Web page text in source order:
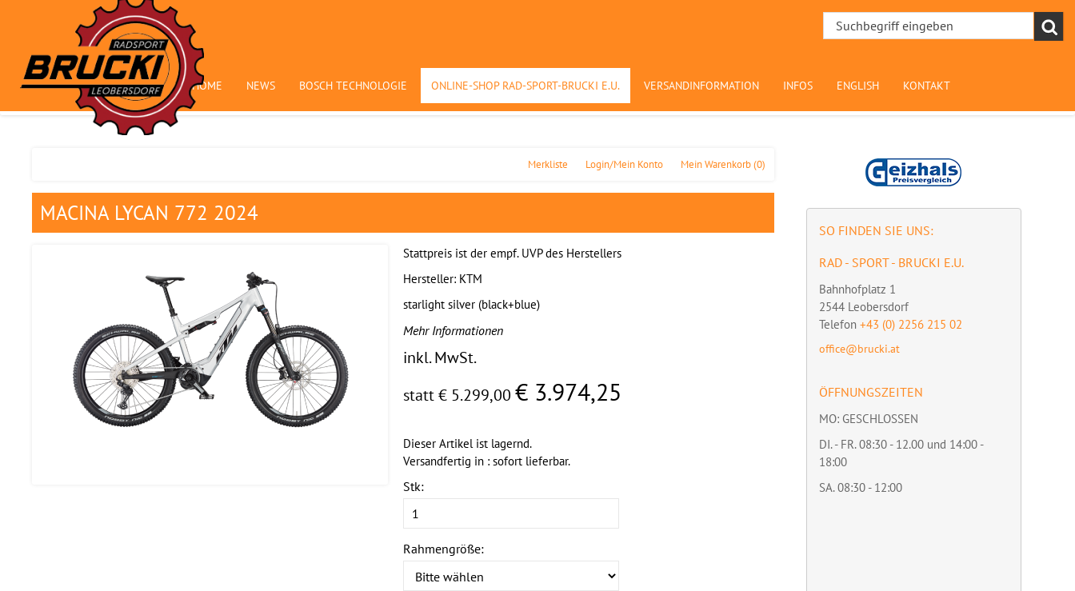
HOME NEWS BOSCH TECHNOLOGIE ONLINE-SHOP RAD-SPORT-BRUCKI E.U. VERSANDINFORMATION INFOS ENGLISH KONTAKT
Mein Warenkorb(0)
Login/Mein Konto
Merkliste
MACINA LYCAN 772 2024
Stattpreis ist der empf. UVP des Herstellers
Hersteller: KTM
starlight silver (black+blue)
Mehr Informationen
inkl. MwSt.
statt € 5.299,00 € 3.974,25
Dieser Artikel ist lagernd.
Versandfertig in : sofort lieferbar.
Stk:
Rahmengröße:
SO FINDEN SIE UNS:
RAD - SPORT - BRUCKI E.U.
Bahnhofplatz 1
2544 Leobersdorf
Telefon +43 (0) 2256 215 02
office@brucki.at
ÖFFNUNGSZEITEN
MO: GESCHLOSSEN
DI. - FR. 08:30 - 12.00 und 14:00 -
18:00
SA. 08:30 - 12:00